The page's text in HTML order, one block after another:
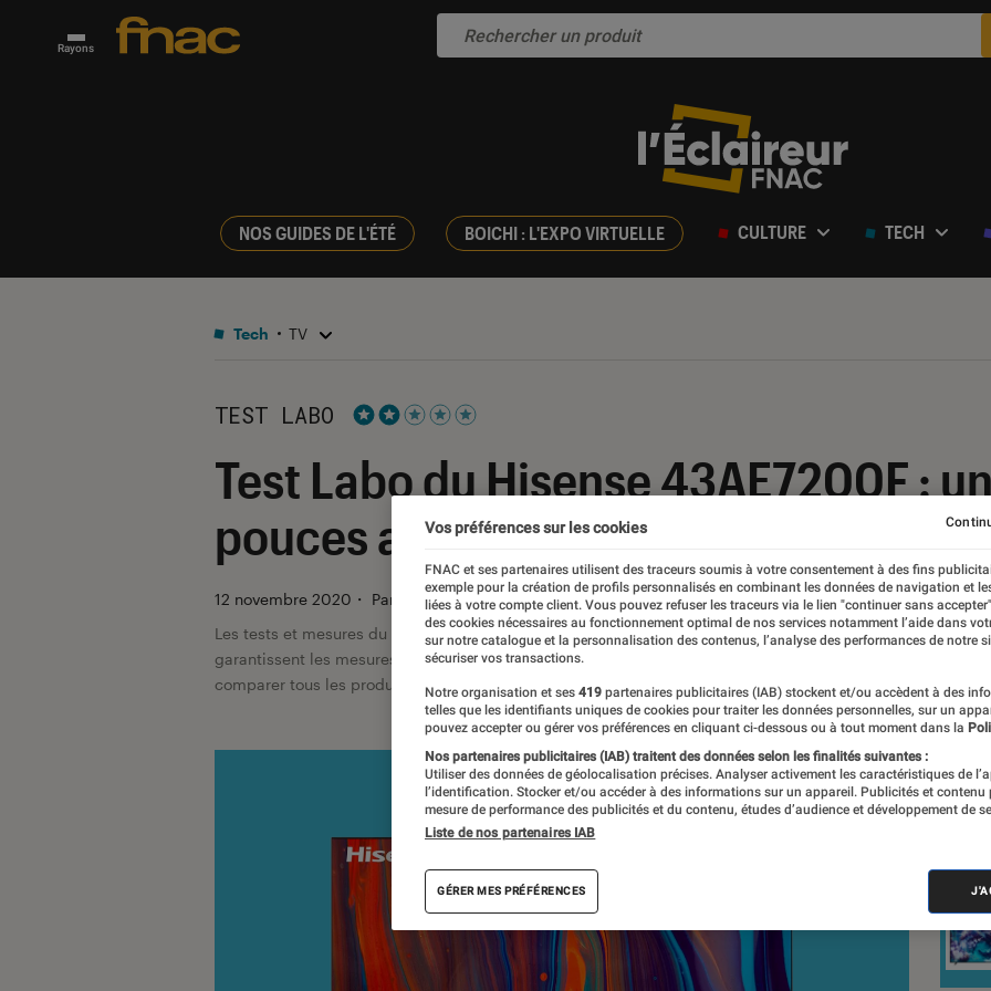
Rayons
NOS GUIDES DE L'ÉTÉ BOICHI : L'EXPO VIRTUELLE CULTURE TECH
Tech TV
TEST LABO
Test Labo du Hisense 43AE7200F :
pouces aux beaux contrastes
12 novembre 2020 ・ Par
Pierre Blanc
Les tests et mesures du Labo Fnac sont réalisés en toute indépendance du commerce ou des fabricants
garantissent les mesures grâce à leur expertise, et aux équipements de mesures les plus précis. Pour en
comparer tous les produits, visitez notre
comparateur
Vos préférences sur les cookies
FNAC et ses partenaires utilisent des traceurs soumis à votre consentement à des fins
exemple pour la création de profils personnalisés en combinant les données de navigation et
liées à votre compte client. Vous pouvez refuser les traceurs via le lien "continuer sans
des cookies nécessaires au fonctionnement optimal de nos services notamment l’aide dans
sur notre catalogue et la personnalisation des contenus, l’analyse des performances de notre
sécuriser vos transactions.
Notre organisation et ses 419 partenaires publicitaires (IAB) stockent et/ou accèdent à des
telles que les identifiants uniques de cookies pour traiter les données personnelles, sur un
pouvez accepter ou gérer vos préférences en cliquant ci-dessous ou à tout moment dans la
Nos partenaires publicitaires (IAB) traitent des données selon les finalités suivantes :
Utiliser des données de géolocalisation précises. Analyser activement les caractéristiques de
l’identification. Stocker et/ou accéder à des informations sur un appareil. Publicités et contenu
mesure de performance des publicités et du contenu, études d’audience et développement de
Liste de nos partenaires IAB
GÉRER MES PRÉFÉRENCES